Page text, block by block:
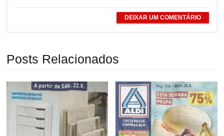
DEIXAR UM COMENTÁRIO
Posts Relacionados